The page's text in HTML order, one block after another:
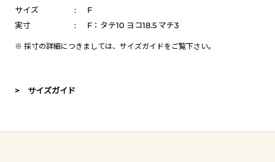
サイズ
:
F
実寸
: F：タテ10 ヨコ18.5 マチ3
※ 採寸の詳細につきましては、 サイズガイドをご覧下さい。
> サイズガイド